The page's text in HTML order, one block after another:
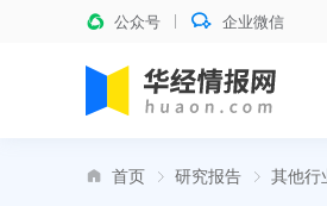
公众号 企业微信
首页 研究报告 其他行